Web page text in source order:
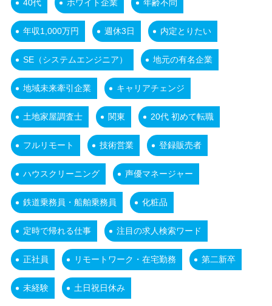
40代 ホワイト企業 年齢不問
年収1,000万円 週休3日 内定とりたい
SE（システムエンジニア） 地元の有名企業
地域未来牽引企業 キャリアチェンジ
土地家屋調査士 関東 20代 初めて転職
フルリモート 技術営業 登録販売者
ハウスクリーニング 声優マネージャー
鉄道乗務員・船舶乗務員 化粧品
定時で帰れる仕事 注目の求人検索ワード
正社員 リモートワーク・在宅勤務 第二新卒
未経験 土日祝日休み